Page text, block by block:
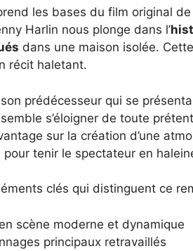
les bases du film original
Harlin nous plonge dans l’
dans une maison isolée.
récit haletant.
prédécesseur qui se
s’éloigner de toute
sur la création d’une
pour tenir le spectateur en
clés qui distinguent ce
scène moderne et dynamique
principaux retravaillés